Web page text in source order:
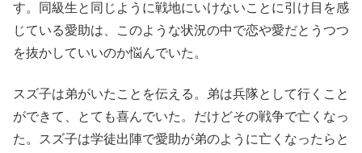
す。同級生と同じように戦地にいけないことに引け目を感
じている愛助は、このような状況の中で恋や愛だとうつつ
を抜かしていいのか悩んでいた。
スズ子は弟がいたことを伝える。弟は兵隊として行くこと
ができて、とても喜んでいた。だけどその戦争で亡くなっ
た。スズ子は学徒出陣で愛助が弟のように亡くなったらと